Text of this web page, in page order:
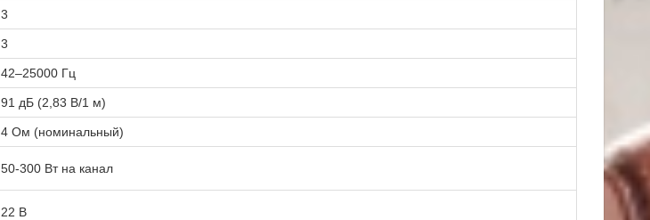
3
3
42–25000 Гц
91 дБ (2,83 В/1 м)
4 Ом (номинальный)
50-300 Вт на канал
22 В